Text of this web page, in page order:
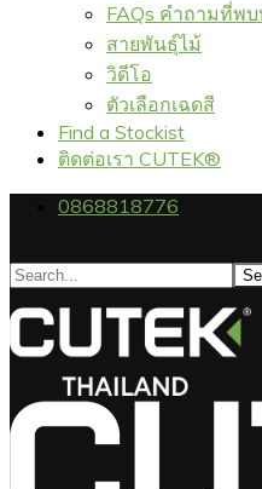
FAQs คำถามที่พ
สายพันธุ์ไม้
วิดีโอ
ตัวเลือกเฉดสี
Find a Stockist
ติดต่อเรา CUTEK®
0868818776